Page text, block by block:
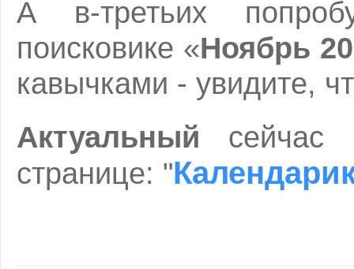
А в-третьих
поисковике «Ноябрь
кавычками - увидите,
Актуальный сейчас
странице: "